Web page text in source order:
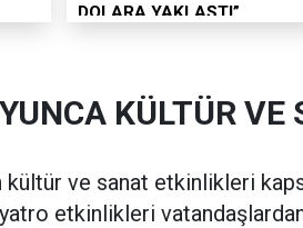
DOLARA YAKLAŞTI”
KÜLTÜR VE
ve sanat etkinlikleri
etkinlikleri